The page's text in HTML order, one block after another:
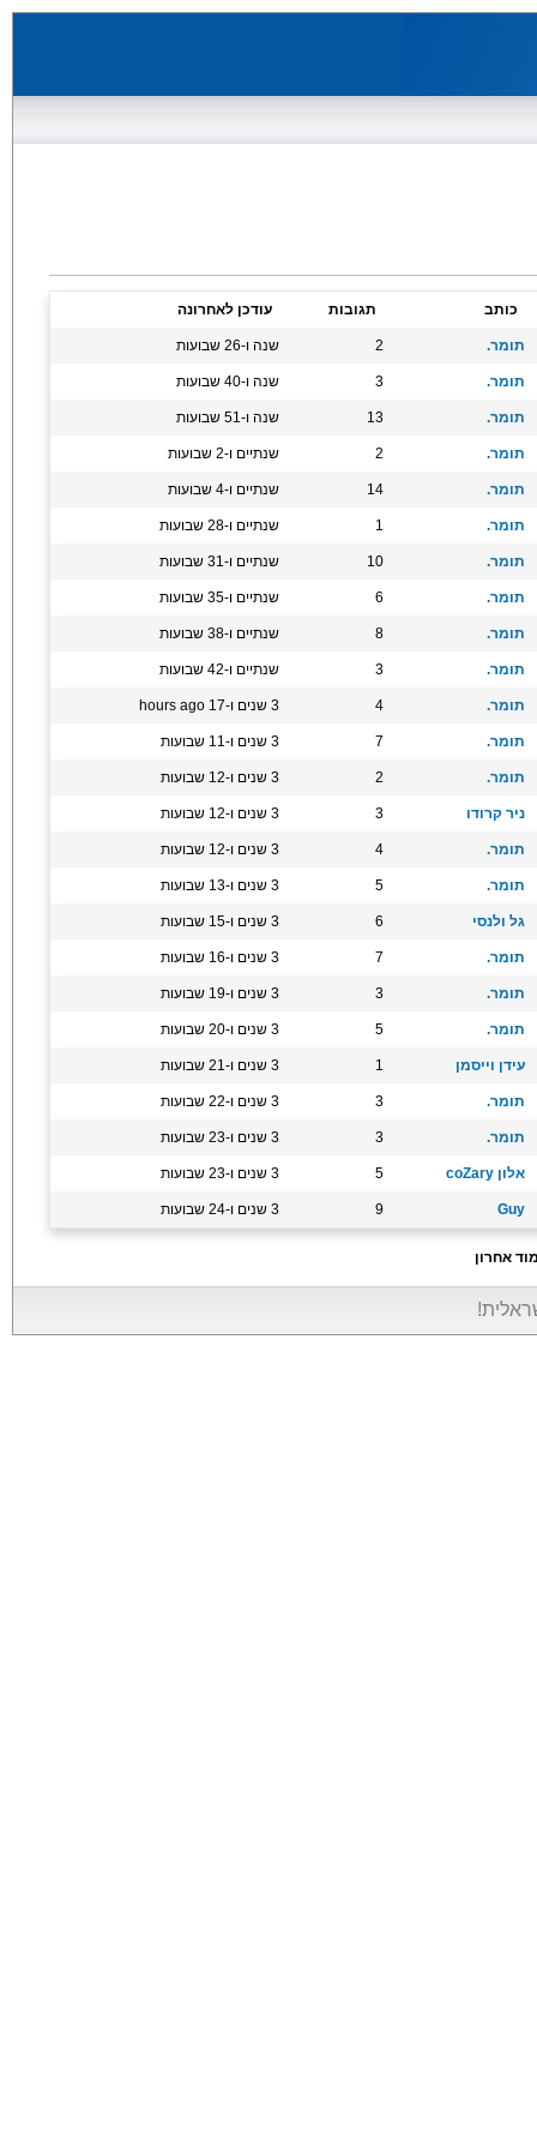
כותב תגובות עודכן לאחרונה
תומר. 2 שנה ו-26 שבועות
תומר. 3 שנה ו-40 שבועות
תומר. 13 שנה ו-51 שבועות
תומר. 2 שנתיים ו-2 שבועות
תומר. 14 שנתיים ו-4 שבועות
תומר. 1 שנתיים ו-28 שבועות
תומר. 10 שנתיים ו-31 שבועות
תומר. 6 שנתיים ו-35 שבועות
תומר. 8 שנתיים ו-38 שבועות
תומר. 3 שנתיים ו-42 שבועות
תומר. 4 3 שנים ו-17 hours ago
תומר. 7 3 שנים ו-11 שבועות
תומר. 2 3 שנים ו-12 שבועות
ניר קרודו 3 3 שנים ו-12 שבועות
תומר. 4 3 שנים ו-12 שבועות
תומר. 5 3 שנים ו-13 שבועות
גל ולנסי 6 3 שנים ו-15 שבועות
תומר. 7 3 שנים ו-16 שבועות
תומר. 3 3 שנים ו-19 שבועות
תומר. 5 3 שנים ו-20 שבועות
עידן וייסמן 1 3 שנים ו-21 שבועות
תומר. 3 3 שנים ו-22 שבועות
תומר. 3 3 שנים ו-23 שבועות
אלון coZary 5 3 שנים ו-23 שבועות
Guy
9 3 שנים ו-24 שבועות
אחרון